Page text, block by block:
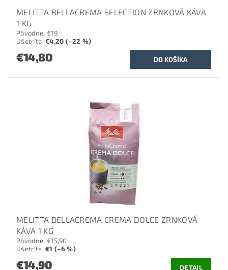
MELITTA BELLACREMA SELECTION ZRNKOVÁ KÁVA
1 KG
Pôvodne: €19
Ušetríte:€4,20 (–22 %)
€14,80
MELITTA BELLACREMA CREMA DOLCE ZRNKOVÁ
KÁVA 1 KG
Pôvodne: €15,90
Ušetríte:€1 (–6 %)
€14,90 DETAIL